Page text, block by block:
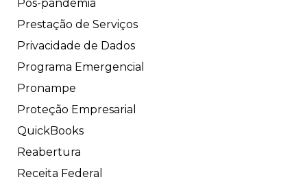
Pós-pandemia
Prestação de Serviços
Privacidade de Dados
Programa Emergencial
Pronampe
Proteção Empresarial
QuickBooks
Reabertura
Receita Federal